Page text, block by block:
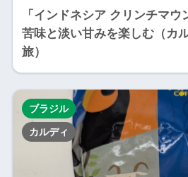
「インドネシア クリンチマ
苦味と淡い甘みを楽しむ（カ
旅）
ブラジル
カルディ